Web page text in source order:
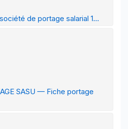
de portage salarial 1...
SASU — Fiche portage